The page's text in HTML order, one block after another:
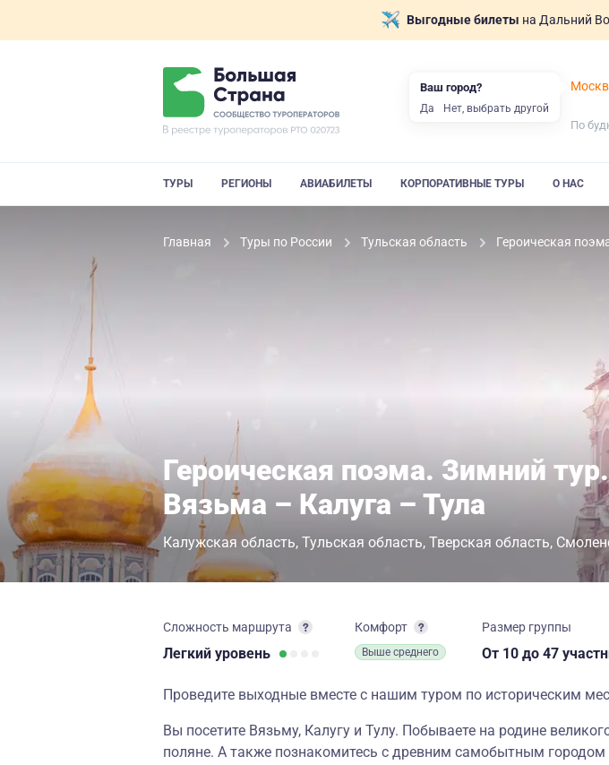
Выгодные билеты на Дальний
По
ТУРЫ РЕГИОНЫ АВИАБИЛЕТЫ КОРПОРАТИВНЫЕ ТУРЫ О НАС
Главная Туры по России Тульская область Героическая
Героическая поэма. Зимний
Вязьма – Калуга – Тула
Калужская область Тульская область Тверская область
Сложность маршрута
Легкий уровень
Комфорт
Выше среднего
Размер группы
От 10 до 47
Проведите выходные вместе с нашим туром по историческим
Вы посетите Вязьму, Калугу и Тулу. Побываете на родине
поляне. А также познакомитесь с древним самобытным
Ваш город?
Да Нет, выбрать другой